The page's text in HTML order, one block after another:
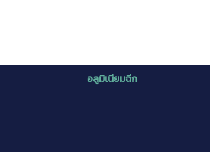
อลูมิเนียมฉีก